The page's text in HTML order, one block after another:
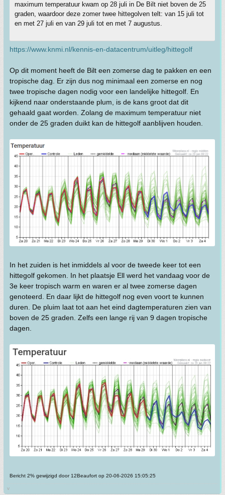
maximum temperatuur kwam op 28 juli in De Bilt niet boven de 25
graden, waardoor deze zomer twee hittegolven telt: van 15 juli tot
en met 27 juli en van 29 juli tot en met 7 augustus.
https://www.knmi.nl/kennis-en-datacentrum/uitleg/hittegolf
Op dit moment heeft de Bilt een zomerse dag te pakken en een
tropische dag. Er zijn dus nog minimaal een zomerse en nog
twee tropische dagen nodig voor een landelijke hittegolf. En
kijkend naar onderstaande plum, is de kans groot dat dit
gehaald gaat worden. Zolang de maximum temperatuur niet
onder de 25 graden duikt kan de hittegolf aanblijven houden.
In het zuiden is het inmiddels al voor de tweede keer tot een
hittegolf gekomen. In het plaatsje Ell werd het vandaag voor de
3e keer tropisch warm en waren er al twee zomerse dagen
genoteerd. En daar lijkt de hittegolf nog even voort te kunnen
duren. De pluim laat tot aan het eind dagtemperaturen zien van
boven de 25 graden. Zelfs een lange rij van 9 dagen tropische
dagen.
Bericht 2% gewijzigd door 12Beaufort op 20-06-2026 15:05:25
v